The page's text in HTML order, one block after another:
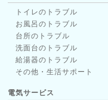
トイレのトラブル
お風呂のトラブル
台所のトラブル
洗面台のトラブル
給湯器のトラブル
その他・生活サポート
電気サービス